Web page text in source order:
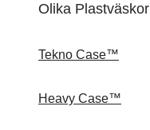
Olika Plastväskor
Tekno Case™
Heavy Case™